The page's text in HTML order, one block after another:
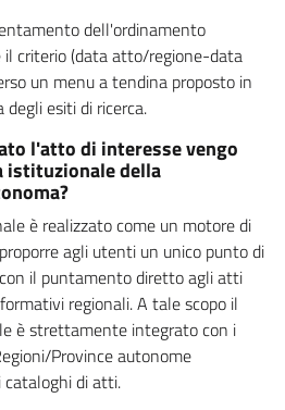
dell'ordinamento
il criterio (data atto/regione-data
un menu a tendina proposto in
esiti di ricerca.
l'atto di interesse vengo
istituzionale della
è realizzato come un motore di
agli utenti un unico punto di
il puntamento diretto agli atti
regionali. A tale scopo il
è strettamente integrato con i
Province autonome
cataloghi di atti.